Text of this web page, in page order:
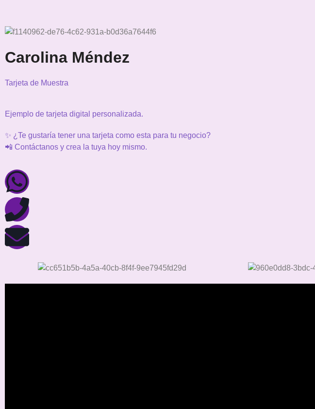
Carolina Méndez
Tarjeta de Muestra
Ejemplo de tarjeta digital personalizada.
✨ ¿Te gustaría tener una tarjeta como esta para tu negocio?
📲 Contáctanos y crea la tuya hoy mismo.